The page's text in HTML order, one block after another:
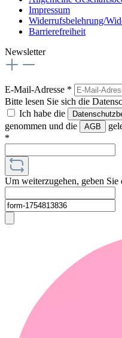
Impressum
Widerrufsbelehrung/
Barrierefreiheit
Newsletter
E-Mail-Adresse *
Bitte lesen Sie sich die
Ich habe die
genommen und die
AGB
*
Um weiterzugehen, geben